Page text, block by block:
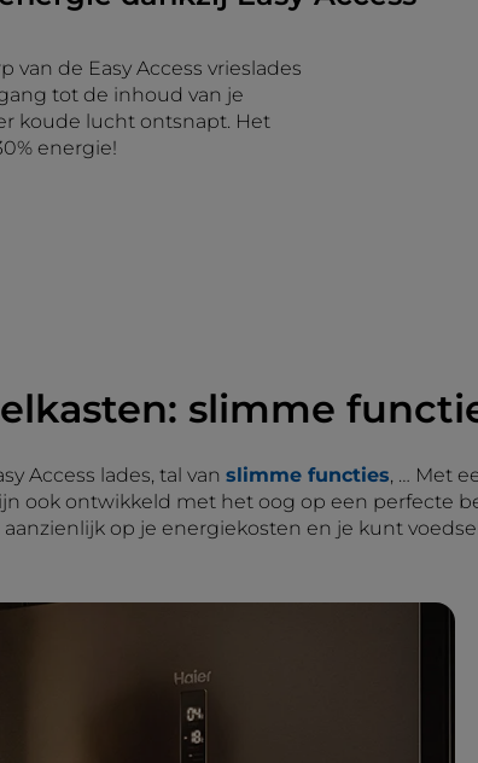
de Easy Access vrieslades
tot de inhoud van je
koude lucht ontsnapt. Het
energie!
slimme
Access lades, tal van slimme functies, … Met
ook ontwikkeld met het oog op een perfecte
aanzienlijk op je energiekosten en je kunt